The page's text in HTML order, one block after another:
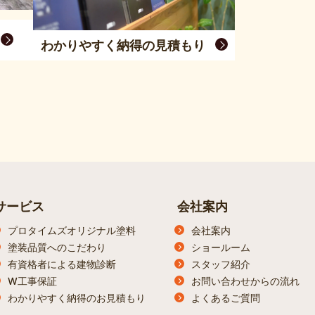
わかりやすく納得の見積もり
ービス
プロタイムズオリジナル塗料
塗装品質へのこだわり
有資格者による建物診断
W工事保証
わかりやすく納得のお見積もり
会社案内
会社案内
ショールーム
スタッフ紹介
お問い合わせからの流れ
よくあるご質問